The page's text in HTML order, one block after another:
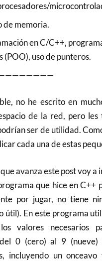
de memoria.
en C/C++,
(POO), uso de punteros.
no he escrito en
de la red, pero
ser de utilidad.
cada una de estas
avanza este post voy a
que hice en C++
por jugar, no tiene
útil). En este programa
valores necesarios
0 (cero) al 9
incluyendo un